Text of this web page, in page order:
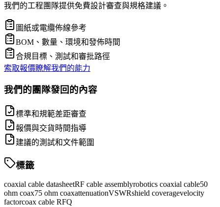
我們的工程團隊提供免費設計審查與規格建議。
圖紙或電纜佈線參考
BOM、數量、環境和發佈時間
合規目標、測試和審批路徑
索取報價瞭解我們的能力
我們的團隊發回的內容
標準和規範差距審查
報價與交貨時間指導
建議的測試和文件範圍
標籤
coaxial cable datasheetRF cable assemblyrobotics coaxial cable50
ohm coax75 ohm coaxattenuationVSWRshield coveragevelocity
factorcoax cable RFQ